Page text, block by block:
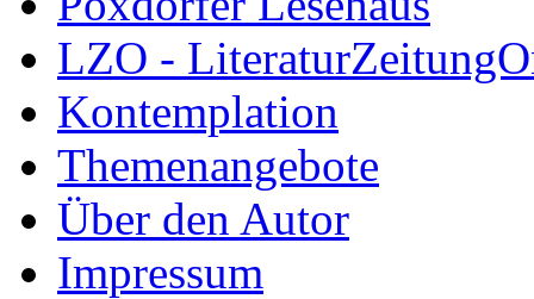
LZO -
Kontemplation
Themenangebote
Über den Autor
Impressum